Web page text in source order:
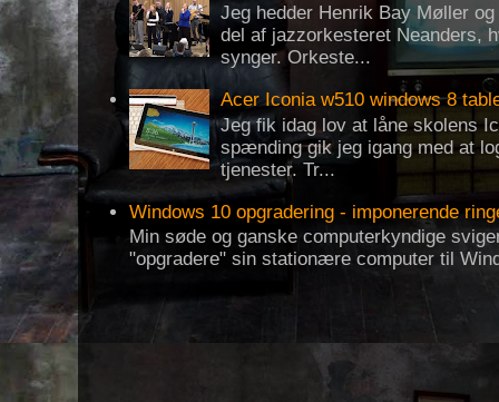
Jeg hedder Henrik Bay Møller
del af jazzorkesteret Neanders,
synger. Orkeste...
Acer Iconia w510 windows 8
Jeg fik idag lov at låne skolens
spænding gik jeg igang med at
tjenester. Tr...
Windows 10 opgradering - imponerende
Min søde og ganske computerkyndige
"opgradere" sin stationære computer til